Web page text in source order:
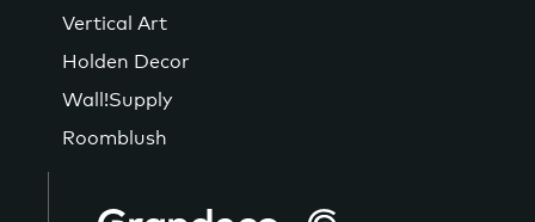
Vertical Art
Holden Decor
Wall!Supply
Roomblush